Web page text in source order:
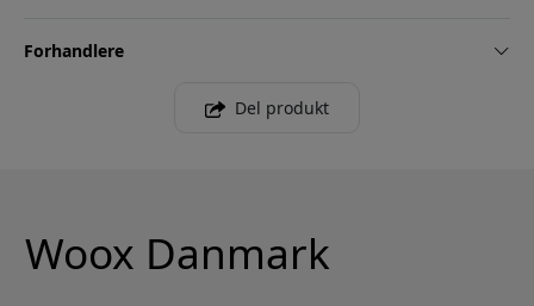
Forhandlere
Del produkt
Woox Danmark